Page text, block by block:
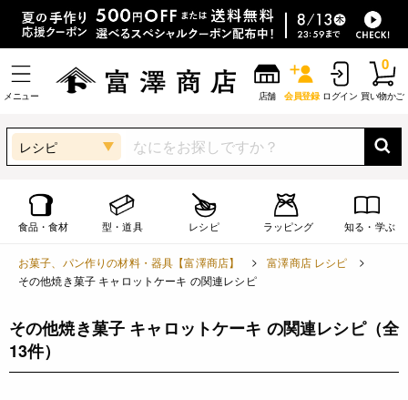
メニュー 店舗 会員登録 ログイン 買い物かご
0
レシピ
食品・食材 型・道具 レシピ ラッピング 知る・学ぶ
お菓子、パン作りの材料・器具【富澤商店】
富澤商店 レシピ
その他焼き菓子 キャロットケーキ の関連レシピ
その他焼き菓子 キャロットケーキ の関連レシピ（全
13件）